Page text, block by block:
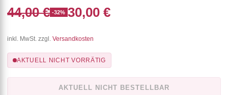
44,00 € -32% 30,00 €
inkl. MwSt. zzgl. Versandkosten
AKTUELL NICHT VORRÄTIG
AKTUELL NICHT BESTELLBAR